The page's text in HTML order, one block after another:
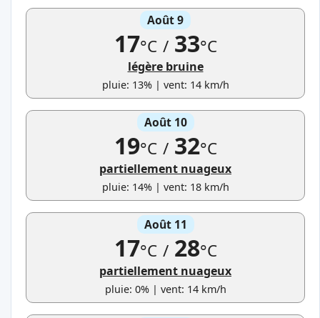
Août 9
17°C /33°C
légère bruine
pluie: 13% | vent: 14 km/h
Août 10
19°C /32°C
partiellement nuageux
pluie: 14% | vent: 18 km/h
Août 11
17°C /28°C
partiellement nuageux
pluie: 0% | vent: 14 km/h